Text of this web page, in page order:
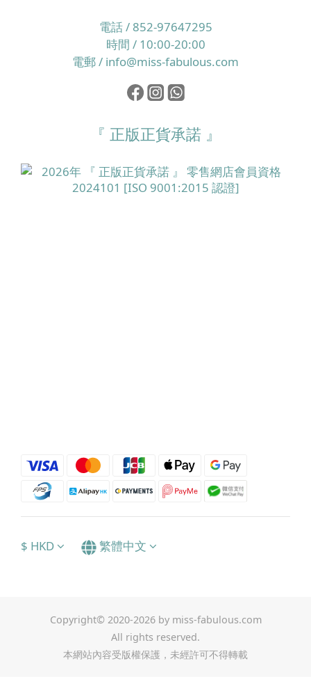
電話 / 852-97647295
時間 / 10:00-20:00
電郵 / info@miss-fabulous.com
『 正版正貨承諾 』
$ HKD 繁體中文
Copyright© 2020-2026 by miss-fabulous.com
All rights reserved.
本網站內容受版權保護，未經許可不得轉載